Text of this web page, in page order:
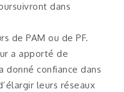
dans
de PAM ou de PF.
a apporté de
donné confiance dans
leurs réseaux